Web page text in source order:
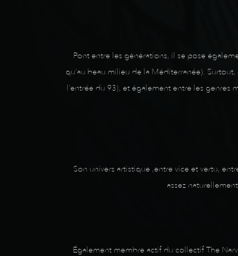
Pont entre les générations, il se pose
qu’au beau milieu de la Méditerranée).
l’entrée du 93), et également entre les genres
Son univers artistique ,entre vice et vertu,
assez
Également membre actif du collectif The